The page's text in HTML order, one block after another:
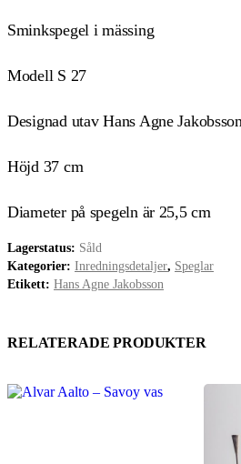
Sminkspegel i mässing
Modell S 27
Designad utav Hans Agne
Höjd 37 cm
Diameter på spegeln är 25,5 cm
Lagerstatus: Såld
Kategorier: Inredningsdetaljer, Speglar
Etikett: Hans Agne Jakobsson
RELATERADE PRODUKTER